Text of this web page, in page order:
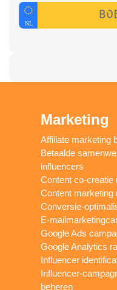
Marketing
Affiliate marketing
Betaalde
influencers
Content co-creatie
Content marketing
Conversie-
E-
Google Ads
Google Analytics
Influencer
Influencer-
beheren